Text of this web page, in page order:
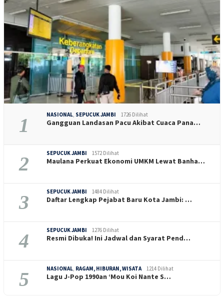
1 NASIONAL, SEPUCUK JAMBI 1726 Dilihat
Gangguan Landasan Pacu Akibat Cuaca Pana…
2 SEPUCUK JAMBI 1572 Dilihat
Maulana Perkuat Ekonomi UMKM Lewat Banha…
3 SEPUCUK JAMBI 1484 Dilihat
Daftar Lengkap Pejabat Baru Kota Jambi: …
4 SEPUCUK JAMBI 1276 Dilihat
Resmi Dibuka! Ini Jadwal dan Syarat Pend…
5 NASIONAL, RAGAM, HIBURAN, WISATA 1214 Dilihat
Lagu J-Pop 1990an ‘Mou Koi Nante S…